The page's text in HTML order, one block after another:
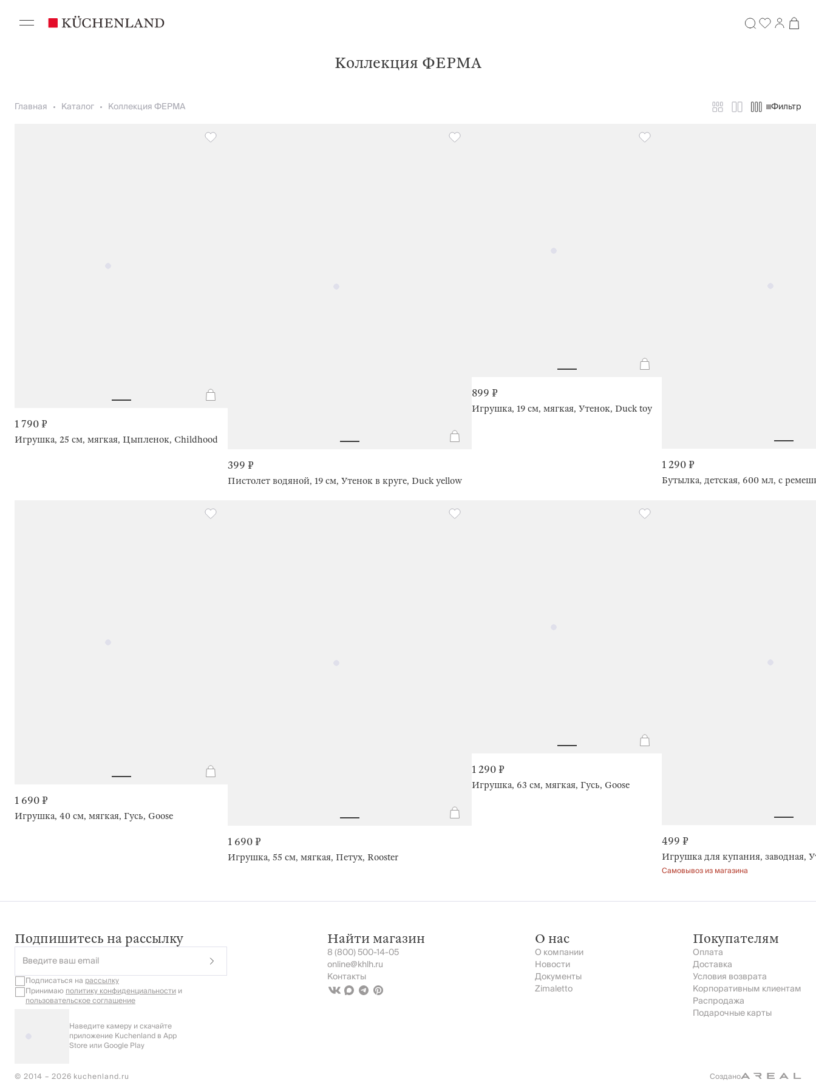
Коллекция ФЕРМА
Главная Каталог Коллекция ФЕРМА Фильтр
1 790 ₽
Игрушка, 25 см, мягкая, Цыпленок, Childhood
399 ₽
Пистолет водяной, 19 см, Утенок в круге, Duck yellow
899 ₽
Игрушка, 19 см, мягкая, Утенок, Duck toy
1 290 ₽
Бутылка, детская, 600 мл, с
1 690 ₽
Игрушка, 40 см, мягкая, Гусь, Goose
1 690 ₽
Игрушка, 55 см, мягкая, Петух, Rooster
1 290 ₽
Игрушка, 63 см, мягкая, Гусь, Goose
499 ₽
Игрушка для купания, заводная,
Самовывоз из магазина
Подпишитесь на рассылку
Введите ваш email
Подписаться на рассылку
Принимаюполитику конфиденциальностии
пользовательское соглашение
Наведите камеру и скачайте
приложение Kuchenland в App
Store или Google Play
Найти магазин
8 (800) 500-14-05
online@khlh.ru
Контакты
О нас
О компании
Новости
Документы
Zimaletto
Покупателям
Оплата
Доставка
Условия возврата
Корпоративным клиентам
Распродажа
Подарочные карты
© 2014 – 2026 kuchenland.ru Создано